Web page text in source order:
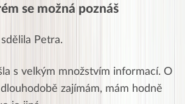
se možná poznáš
Petra.
s velkým množstvím informací. O
zajímám, mám hodně